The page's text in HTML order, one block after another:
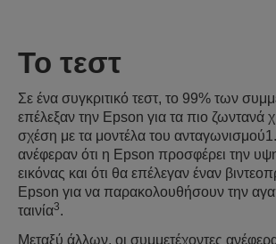
Το τεστ
Σε ένα συγκριτικό τεστ, το 99% των
επέλεξαν την Epson για τα πιο ζωντανά
σχέση με τα μοντέλα του
ανέφεραν ότι η Epson προσφέρει την
εικόνας και ότι θα επέλεγαν έναν
Epson για να παρακολουθήσουν την
ταινία3.
Μεταξύ άλλων, οι συμμετέχοντες